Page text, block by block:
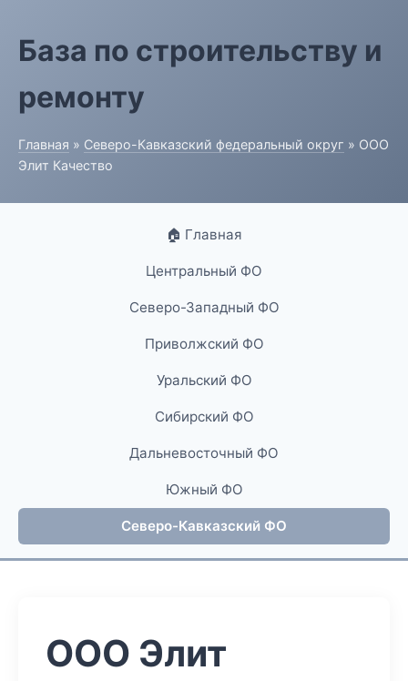
База по строительству и
ремонту
Главная » Северо-Кавказский федеральный округ » ООО
Элит Качество
🏠 Главная
Центральный ФО
Северо-Западный ФО
Приволжский ФО
Уральский ФО
Сибирский ФО
Дальневосточный ФО
Южный ФО
Северо-Кавказский ФО
ООО Элит